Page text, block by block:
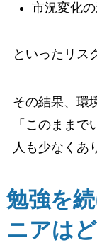
市況変化
といったリス
その結果、環
「このまま
人も少なくあ
勉強を
ニアは